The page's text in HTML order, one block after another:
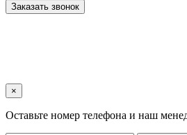
Заказать звонок
×
Оставьте номер телефона и наш